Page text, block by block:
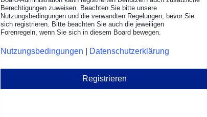
Berechtigungen zuweisen. Beachten Sie bitte unsere
Nutzungsbedingungen und die verwandten Regelungen, bevor Sie
sich registrieren. Bitte beachten Sie auch die jeweiligen
Forenregeln, wenn Sie sich in diesem Board bewegen.
Nutzungsbedingungen Datenschutzerklärung
Registrieren